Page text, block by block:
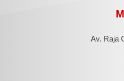
Av. Raja